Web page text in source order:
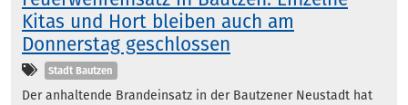
Kitas und Hort bleiben auch am
Donnerstag geschlossen
Kategorien
Stadt Bautzen
Der anhaltende Brandeinsatz in der Bautzener Neustadt hat